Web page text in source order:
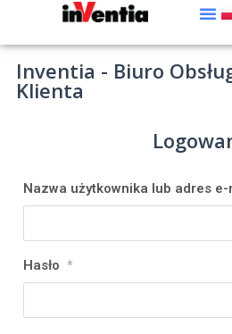
Inventia - Biuro
Klienta
Nazwa użytkownika lub adres e-
Hasło *